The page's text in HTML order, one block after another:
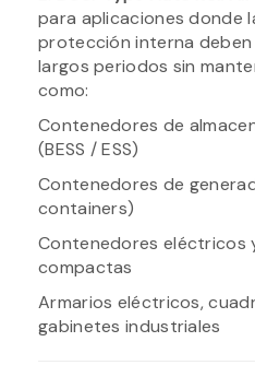
para aplicaciones donde
protección interna
largos periodos sin
como:
Contenedores de
(BESS / ESS)
Contenedores de
containers)
Contenedores eléctricos
compactas
Armarios eléctricos,
gabinetes industriales